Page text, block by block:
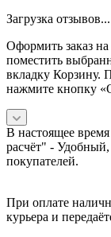
Загрузка отзывов...
Оформить заказ
поместить
вкладку Корзину.
нажмите кнопку
В настоящее
расчёт" - Удобный,
покупателей.
При оплате
курьера и